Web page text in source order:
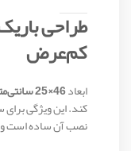
طراحی
کم‌عرض
ابعاد46×25 سانتی‌متر
کند. این ویژگی
نصب آن ساده است